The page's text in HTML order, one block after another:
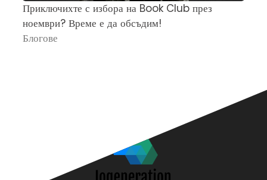
Приключихте с избора на Book Club през
ноември? Време е да обсъдим!
Блогове